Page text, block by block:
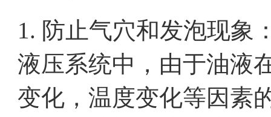
1. 防止气穴和发泡现象
液压系统中，由于油液
变化，温度变化等因素